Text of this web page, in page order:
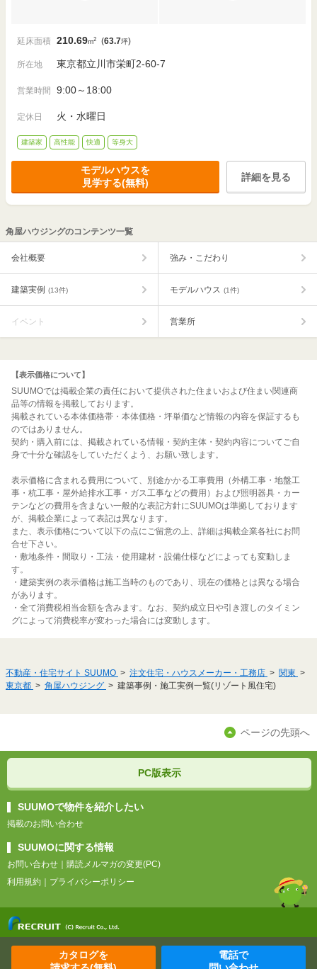
延床面積 210.69m2 (63.7坪)
所在地 東京都立川市栄町2-60-7
営業時間 9:00～18:00
定休日 火・水曜日
建築家 高性能 快適 等身大
モデルハウスを
見学する(無料)
詳細を見る
角屋ハウジングのコンテンツ一覧
会社概要 強み・こだわり
建築実例 (13件) モデルハウス (1件)
イベント 営業所
カタログを
電話で
【表示価格について】
SUUMOでは掲載企業の責任において提供された住まいおよび住まい関連商
品等の情報を掲載しております。
掲載されている本体価格帯・本体価格・坪単価など情報の内容を保証するも
のではありません。
契約・購入前には、掲載されている情報・契約主体・契約内容についてご自
身で十分な確認をしていただくよう、お願い致します。
表示価格に含まれる費用について、別途かかる工事費用（外構工事・地盤工
事・杭工事・屋外給排水工事・ガス工事などの費用）および照明器具・カー
テンなどの費用を含まない一般的な表記方針にSUUMOは準拠しております
が、掲載企業によって表記は異なります。
また、表示価格について以下の点にご留意の上、詳細は掲載企業各社にお問
合せ下さい。
・敷地条件・間取り・工法・使用建材・設備仕様などによっても変動しま
す。
・建築実例の表示価格は施工当時のものであり、現在の価格とは異なる場合
があります。
・全て消費税相当金額を含みます。なお、契約成立日や引き渡しのタイミン
グによって消費税率が変わった場合には変動します。
不動産・住宅サイト SUUMO 注文住宅・ハウスメーカー・工務店
関東
東京都
角屋ハウジング 建築事例・施工実例一覧(リゾート風住宅)
ページの先頭へ
PC版表示
SUUMOで物件を紹介したい
掲載のお問い合わせ
SUUMOに関する情報
お問い合わせ
購読メルマガの変更(PC)
利用規約
プライバシーポリシー